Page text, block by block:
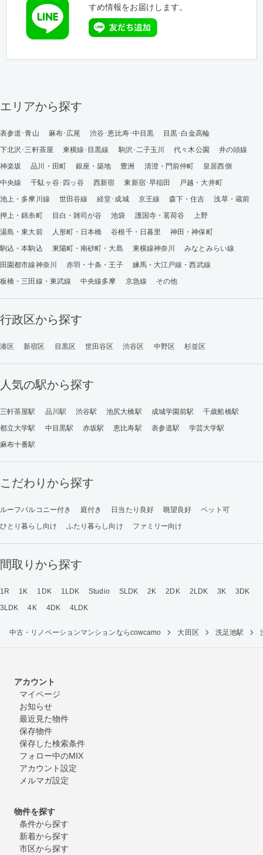
すめ情報をお届けします。
エリアから探す
表参道･青山 麻布･広尾 渋谷･恵比寿･中目黒
目黒･白金高輪
下北沢･三軒茶屋
東横線･目黒線 駒沢･二子玉川 代々木公園
井の頭線
神楽坂
品川・田町 銀座・築地 豊洲 清澄・門前仲町
皇居西側
中央線
千駄ヶ谷･四ッ谷 西新宿 東新宿･早稲田
戸越・大井町
池上・多摩川線
世田谷線 経堂･成城 京王線 森下・住吉
浅草・蔵前
押上・錦糸町
目白・雑司が谷 池袋 護国寺・茗荷谷
上野
湯島・東大前
人形町・日本橋 谷根千・日暮里
神田・神保町
駒込・本駒込
東陽町・南砂町・大島 東横線神奈川
みなとみらい線
田園都市線神奈川
赤羽・十条・王子
練馬・大江戸線・西武線
板橋・三田線・東武線
中央線多摩 京急線 その他
行政区から探す
港区 新宿区 目黒区 世田谷区 渋谷区 中野区 杉並区
人気の駅から探す
三軒茶屋駅 品川駅 渋谷駅 池尻大橋駅 成城学園前駅
千歳船橋駅
都立大学駅
中目黒駅 赤坂駅 恵比寿駅 表参道駅
学芸大学駅
麻布十番駅
こだわりから探す
ルーフバルコニー付き 庭付き 日当たり良好 眺望良好
ペット可
ひとり暮らし向け
ふたり暮らし向け ファミリー向け
間取りから探す
1R 1K 1DK 1LDK Studio SLDK 2K 2DK 2LDK 3K
3DK
3LDK
4K 4DK 4LDK
中古・リノベーションマンションならcowcamo 大田区 洗足池駅
アカウント
マイページ
お知らせ
最近見た物件
保存物件
保存した検索条件
フォロー中のMIX
アカウント設定
メルマガ設定
物件を探す
条件から探す
新着から探す
市区から探す